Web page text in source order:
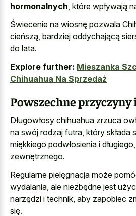
hormonalnych , które wpływają
Świecenie na wiosnę pozwala
cieńszą, bardziej oddychającą
do lata.
Explore further: Mieszanka
Chihuahua Na Sprzedaż
Powszechne
Długowłosy chihuahua zrzuca
na swój rodzaj futra, który składa
miękkiego podwłosienia i
zewnętrznego.
Regularne pielęgnacja może
wydalania, ale niezbędne jest
narzędzi i technik, aby zapobiec
się.